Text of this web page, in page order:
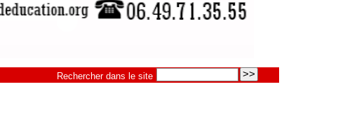
Rechercher dans le site